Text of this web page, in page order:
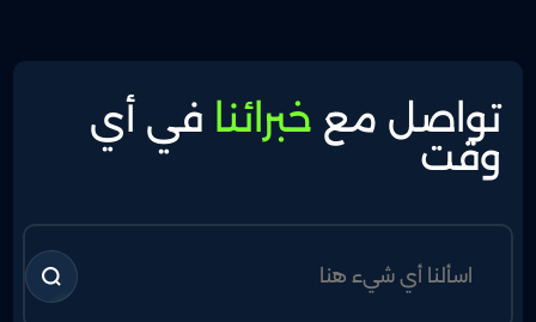
تواصل مع خبرائنا في أي
وقت